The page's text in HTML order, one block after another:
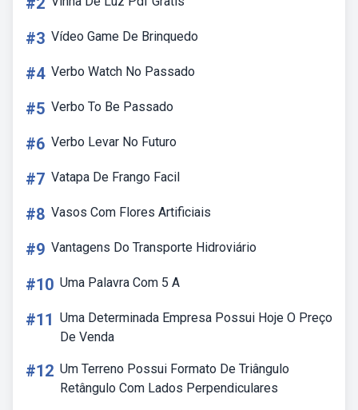
#3 Vídeo Game De Brinquedo
#4 Verbo Watch No Passado
#5 Verbo To Be Passado
#6 Verbo Levar No Futuro
#7 Vatapa De Frango Facil
#8 Vasos Com Flores Artificiais
#9 Vantagens Do Transporte Hidroviário
#10 Uma Palavra Com 5 A
#11 Uma Determinada Empresa Possui Hoje O Preço
De Venda
#12 Um Terreno Possui Formato De Triângulo
Retângulo Com Lados Perpendiculares